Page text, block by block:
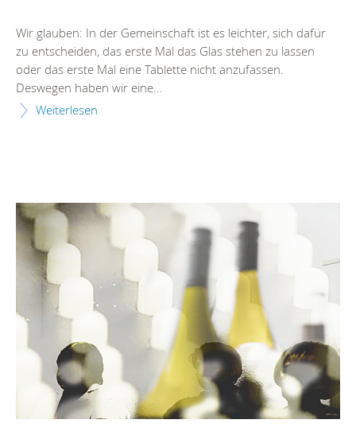
Wir glauben: In der Gemeinschaft ist es leichter, sich dafür
zu entscheiden, das erste Mal das Glas stehen zu lassen
oder das erste Mal eine Tablette nicht anzufassen.
Deswegen haben wir eine...
Weiterlesen